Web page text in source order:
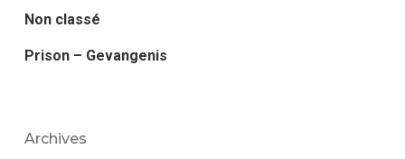
Non classé
Prison – Gevangenis
Archives